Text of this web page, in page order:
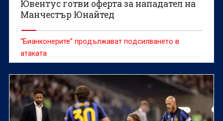
Ювентус готви оферта за нападател на
Манчестър Юнайтед
“Бианконерите” продължават подсилването в
атаката